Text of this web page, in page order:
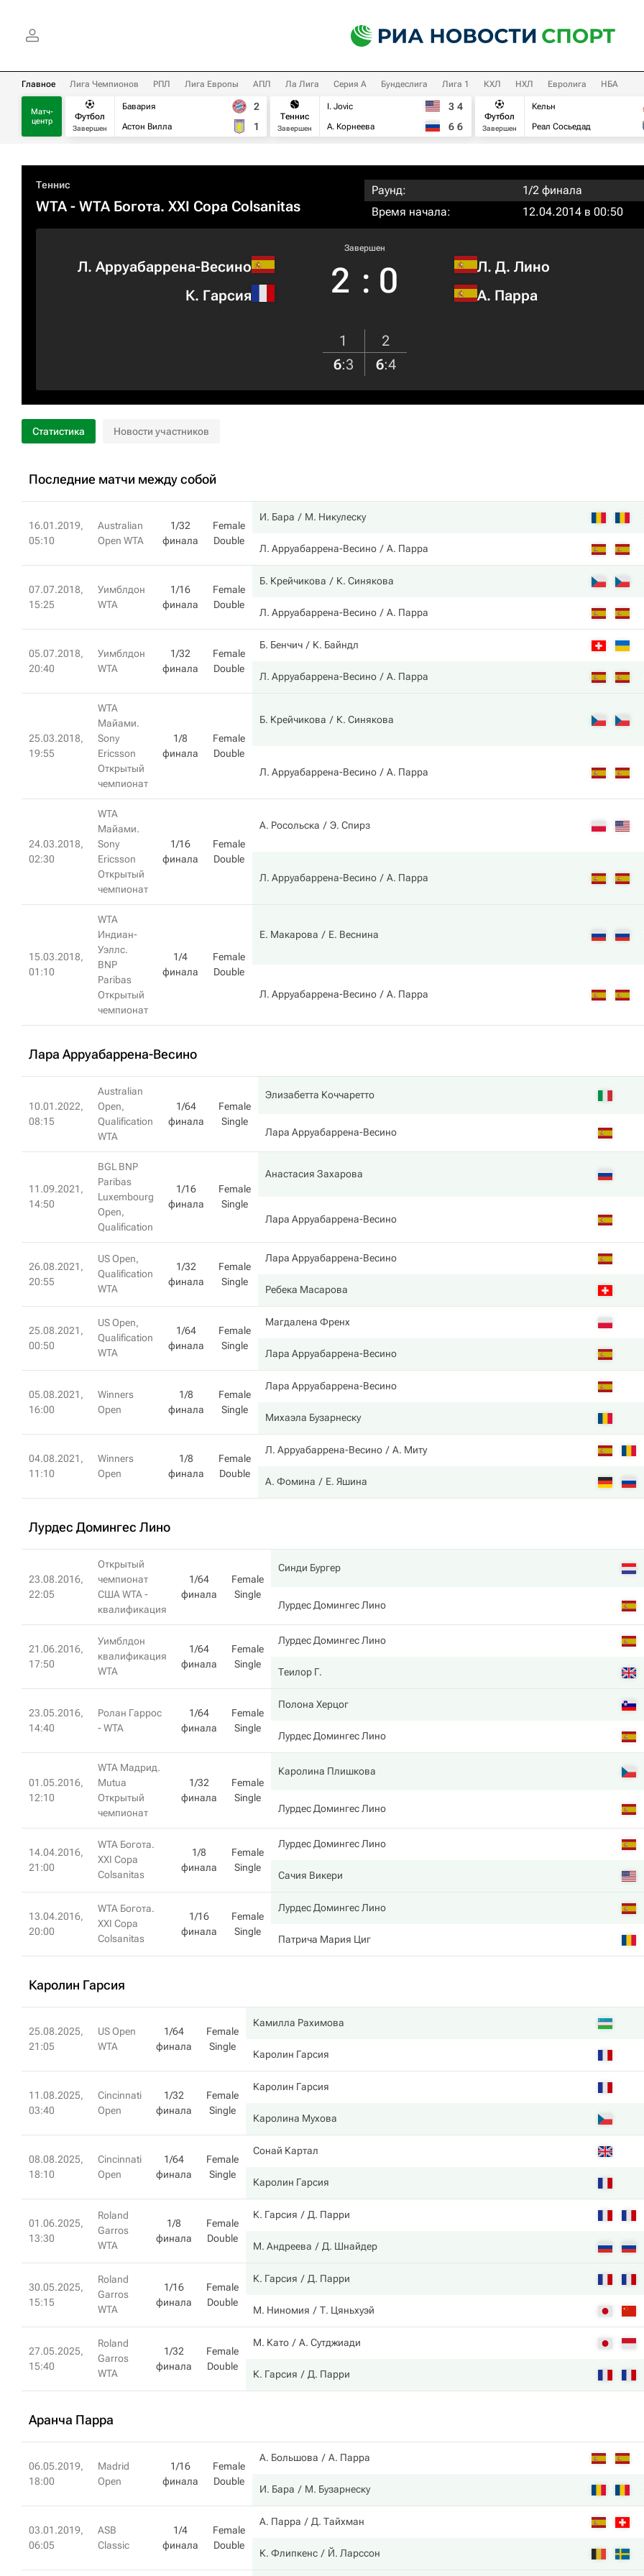
Главное Лига Чемпионов РПЛ Лига Европы АПЛ Ла Лига Серия А Бундеслига Лига 1 КХЛ НХЛ Евролига НБА
Матч-
центр
Футбол
Завершен
Бавария
Астон Вилла
2
1
Теннис
Завершен
I. Jovic
А. Корнеева
3 4
6 6
Футбол
Завершен
Кельн
Реал Сосьедад
Теннис
WTA- WTA Богота. XXI Copa Colsanitas
Раунд:
1/2 финала
Время начала:
12.04.2014 в 00:50
Л. Арруабаррена-Весино
К. Гарсия
Завершен
2 : 0
Л. Д. Лино
А. Парра
1
2
6:3 6:4
Статистика Новости участников
Последние матчи между собой
16.01.2019,
05:10
Australian
Open WTA
1/32
финала
Female
Double
И. Бара М. Никулеску
Л. Арруабаррена-Весино А. Парра
07.07.2018,
15:25
Уимблдон
WTA
1/16
финала
Female
Double
Б. Крейчикова К. Синякова
Л. Арруабаррена-Весино А. Парра
05.07.2018,
20:40
Уимблдон
WTA
1/32
финала
Female
Double
Б. Бенчич К. Байндл
Л. Арруабаррена-Весино А. Парра
25.03.2018,
19:55
WTA
Майами.
Sony
Ericsson
Открытый
чемпионат
1/8
финала
Female
Double
Б. Крейчикова К. Синякова
Л. Арруабаррена-Весино А. Парра
24.03.2018,
02:30
WTA
Майами.
Sony
Ericsson
Открытый
чемпионат
1/16
финала
Female
Double
А. Росольска Э. Спирз
Л. Арруабаррена-Весино А. Парра
15.03.2018,
01:10
WTA
Индиан-
Уэллс.
BNP
Paribas
Открытый
чемпионат
1/4
финала
Female
Double
Е. Макарова Е. Веснина
Л. Арруабаррена-Весино А. Парра
Лара Арруабаррена-Весино
10.01.2022,
08:15
Australian
Open,
Qualification
WTA
1/64
финала
Female
Single
Элизабетта Коччаретто
Лара Арруабаррена-Весино
11.09.2021,
14:50
BGL BNP
Paribas
Luxembourg
Open,
Qualification
1/16
финала
Female
Single
Анастасия Захарова
Лара Арруабаррена-Весино
26.08.2021,
20:55
US Open,
Qualification
WTA
1/32
финала
Female
Single
Лара Арруабаррена-Весино
Ребека Масарова
25.08.2021,
00:50
US Open,
Qualification
WTA
1/64
финала
Female
Single
Магдалена Френх
Лара Арруабаррена-Весино
05.08.2021,
16:00
Winners
Open
1/8
финала
Female
Single
Лара Арруабаррена-Весино
Михаэла Бузарнеску
04.08.2021,
11:10
Winners
Open
1/8
финала
Female
Double
Л. Арруабаррена-Весино А. Миту
А. Фомина Е. Яшина
Лурдес Домингес Лино
23.08.2016,
22:05
Открытый
чемпионат
США WTA -
квалификация
1/64
финала
Female
Single
Синди Бургер
Лурдес Домингес Лино
21.06.2016,
17:50
Уимблдон
квалификация
WTA
1/64
финала
Female
Single
Лурдес Домингес Лино
Теилор Г.
23.05.2016,
14:40
Ролан Гаррос
- WTA
1/64
финала
Female
Single
Полона Херцог
Лурдес Домингес Лино
01.05.2016,
12:10
WTA Мадрид.
Mutua
Открытый
чемпионат
1/32
финала
Female
Single
Каролина Плишкова
Лурдес Домингес Лино
14.04.2016,
21:00
WTA Богота.
XXI Copa
Colsanitas
1/8
финала
Female
Single
Лурдес Домингес Лино
Сачия Викери
13.04.2016,
20:00
WTA Богота.
XXI Copa
Colsanitas
1/16
финала
Female
Single
Лурдес Домингес Лино
Патрича Мария Циг
Каролин Гарсия
25.08.2025,
21:05
US Open
WTA
1/64
финала
Female
Single
Камилла Рахимова
Каролин Гарсия
11.08.2025,
03:40
Cincinnati
Open
1/32
финала
Female
Single
Каролин Гарсия
Каролина Мухова
08.08.2025,
18:10
Cincinnati
Open
1/64
финала
Female
Single
Сонай Картал
Каролин Гарсия
01.06.2025,
13:30
Roland
Garros
WTA
1/8
финала
Female
Double
К. Гарсия Д. Парри
М. Андреева Д. Шнайдер
30.05.2025,
15:15
Roland
Garros
WTA
1/16
финала
Female
Double
К. Гарсия Д. Парри
М. Ниномия Т. Цяньхуэй
27.05.2025,
15:40
Roland
Garros
WTA
1/32
финала
Female
Double
М. Като А. Сутджиади
К. Гарсия Д. Парри
Аранча Парра
06.05.2019,
18:00
Madrid
Open
1/16
финала
Female
Double
А. Большова А. Парра
И. Бара М. Бузарнеску
03.01.2019,
06:05
ASB
Classic
1/4
финала
Female
Double
А. Парра Д. Тайхман
К. Флипкенс Й. Ларссон